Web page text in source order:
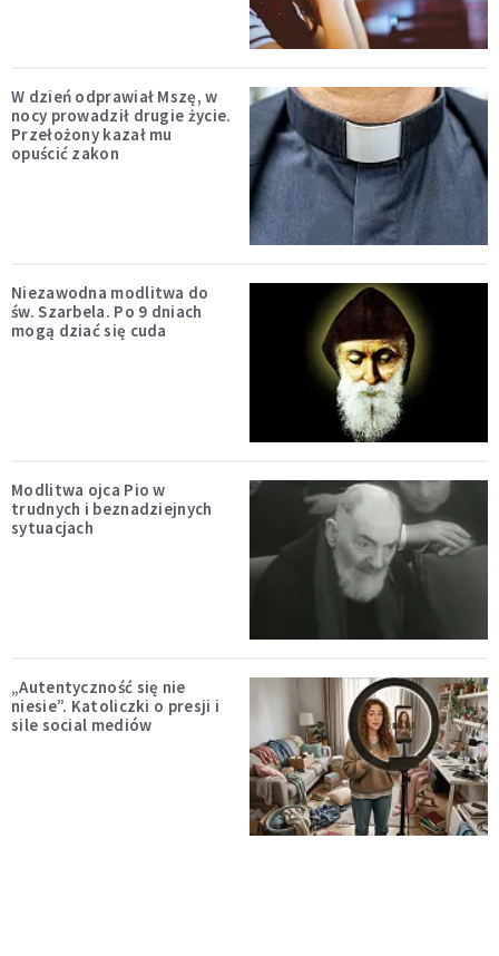
W dzień odprawiał Mszę, w
nocy prowadził drugie życie.
Przełożony kazał mu
opuścić zakon
Niezawodna modlitwa do
św. Szarbela. Po 9 dniach
mogą dziać się cuda
Modlitwa ojca Pio w
trudnych i beznadziejnych
sytuacjach
„Autentyczność się nie
niesie”. Katoliczki o presji i
sile social mediów